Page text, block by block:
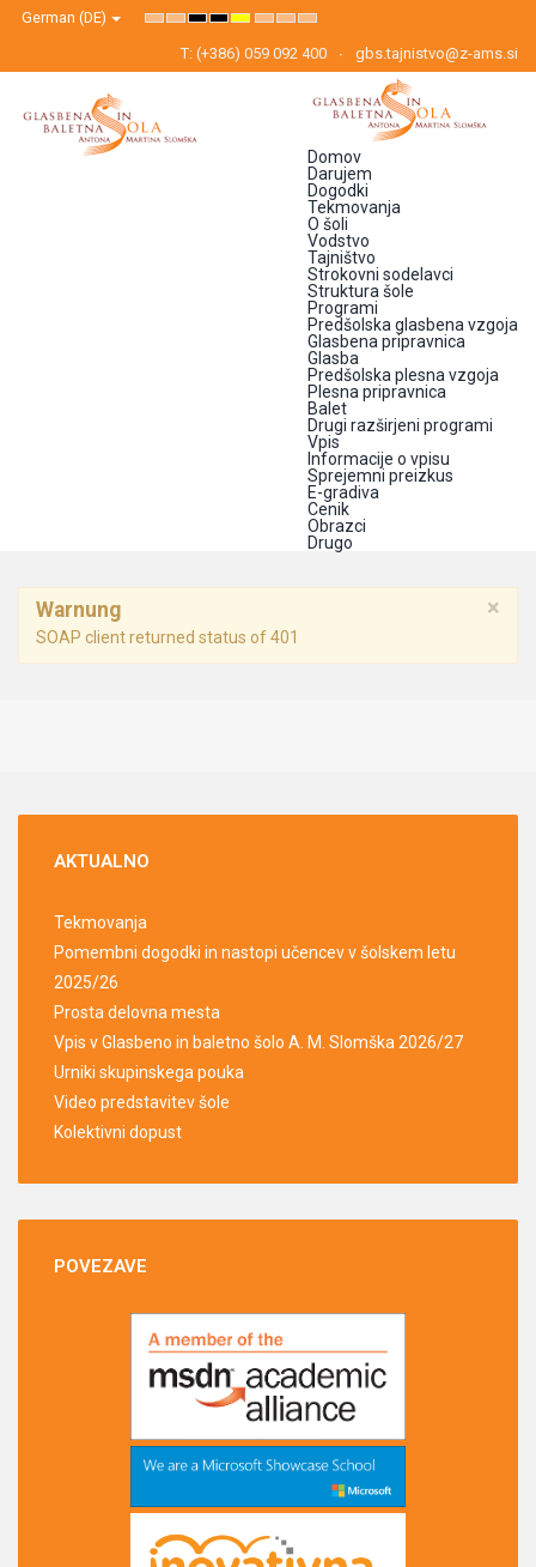
German (DE)
Default
NightHigh
Black
White
High
Black
Yellow
High
Yellow
Set
Font
Set
Font
Set
Font
T: (+386) 059 092 400 gbs.tajnistvo@z-ams.si
Domov
Darujem
Dogodki
Tekmovanja
O šoli
Vodstvo
Tajništvo
Strokovni sodelavci
Struktura šole
Programi
Predšolska glasbena vzgoja
Glasbena pripravnica
Glasba
Predšolska plesna vzgoja
Plesna pripravnica
Balet
Drugi razširjeni programi
Vpis
Informacije o vpisu
Sprejemni preizkus
E-gradiva
Cenik
Obrazci
Drugo
×
Warnung
SOAP client returned status of 401
AKTUALNO
Tekmovanja
Pomembni dogodki in nastopi učencev v šolskem letu
2025/26
Prosta delovna mesta
Vpis v Glasbeno in baletno šolo A. M. Slomška 2026/27
Urniki skupinskega pouka
Video predstavitev šole
Kolektivni dopust
POVEZAVE